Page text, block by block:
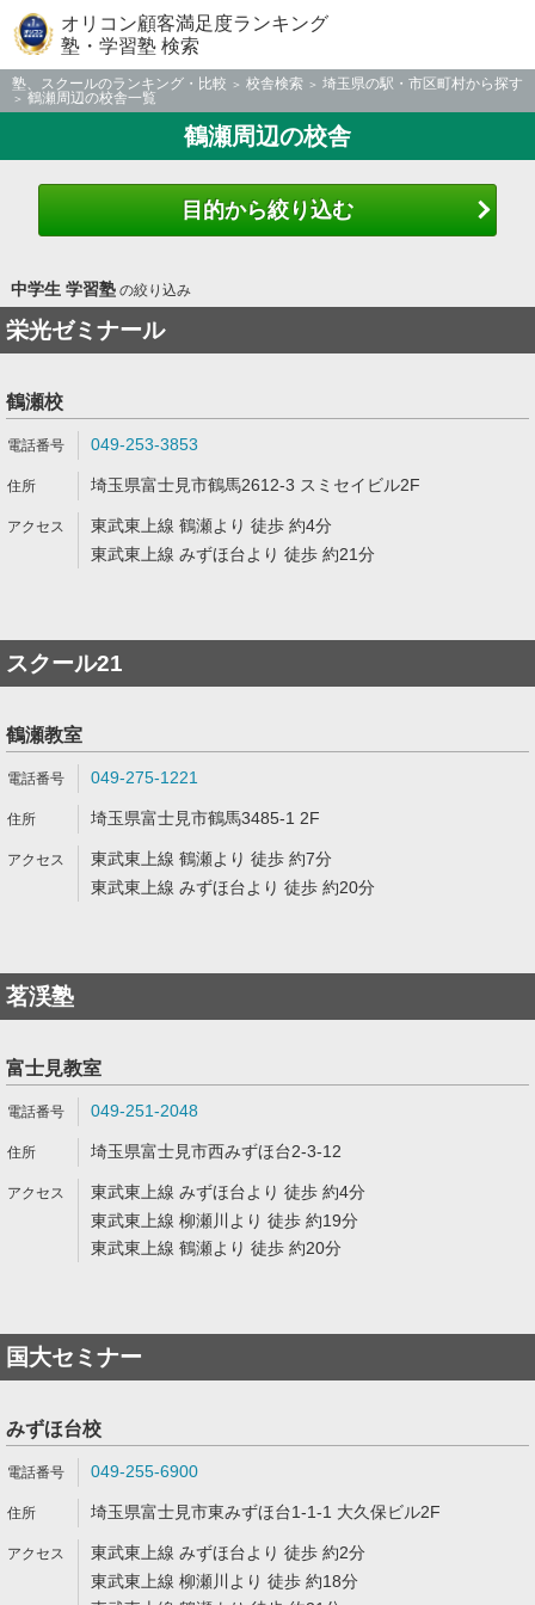
オリコン顧客満足度ランキング
塾・学習塾 検索
塾、スクールのランキング・比較 校舎検索
埼玉県の駅・市区町村から探す
鶴瀬周辺の校舎一覧
鶴瀬周辺の校舎
目的から絞り込む
中学生 学習塾の絞り込み
栄光ゼミナール
鶴瀬校
049-253-3853
埼玉県富士見市鶴馬2612-3 スミセイビル2F
東武東上線 鶴瀬より 徒歩 約4分
東武東上線 みずほ台より 徒歩 約21分
スクール21
鶴瀬教室
049-275-1221
埼玉県富士見市鶴馬3485-1 2F
東武東上線 鶴瀬より 徒歩 約7分
東武東上線 みずほ台より 徒歩 約20分
茗渓塾
富士見教室
049-251-2048
埼玉県富士見市西みずほ台2-3-12
東武東上線 みずほ台より 徒歩 約4分
東武東上線 柳瀬川より 徒歩 約19分
東武東上線 鶴瀬より 徒歩 約20分
国大セミナー
みずほ台校
049-255-6900
埼玉県富士見市東みずほ台1-1-1 大久保ビル2F
東武東上線 みずほ台より 徒歩 約2分
東武東上線 柳瀬川より 徒歩 約18分